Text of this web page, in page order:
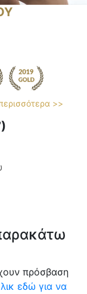
>>
πρόσβαση
εδώ για να